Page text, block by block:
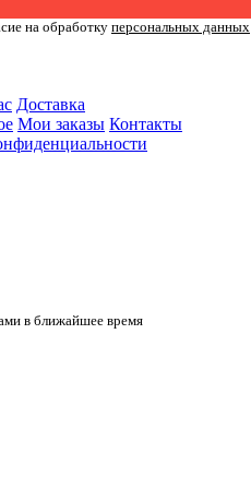
на обработку персональных данных
Доставка
Мои заказы Контакты
в ближайшее время